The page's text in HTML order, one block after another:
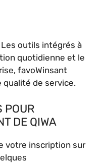
outils intégrés à
quotidienne et le
favoWinsant
de service.
POUR
DE QIWA
votre inscription sur